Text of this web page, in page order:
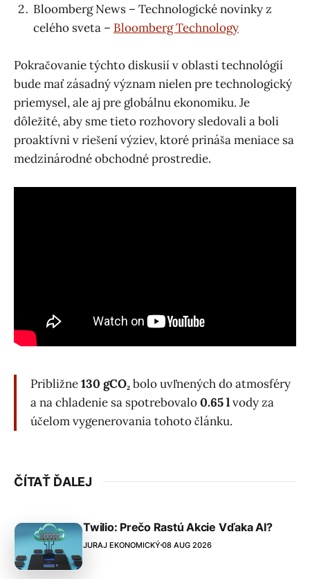
Bloomberg News – Technologické novinky z
celého sveta – Bloomberg Technology
Pokračovanie týchto diskusií v oblasti technológií
bude mať zásadný význam nielen pre technologický
priemysel, ale aj pre globálnu ekonomiku. Je
dôležité, aby sme tieto rozhovory sledovali a boli
proaktívni v riešení výziev, ktoré prináša meniace sa
medzinárodné obchodné prostredie.
Približne130 gCO₂bolo uvľnených do atmosféry
a na chladenie sa spotrebovalo0.65 lvody za
účelom vygenerovania tohoto článku.
ČÍTAŤ ĎALEJ
Twilio: Prečo Rastú Akcie Vďaka AI?
JURAJ EKONOMICKÝ 08 AUG 2026